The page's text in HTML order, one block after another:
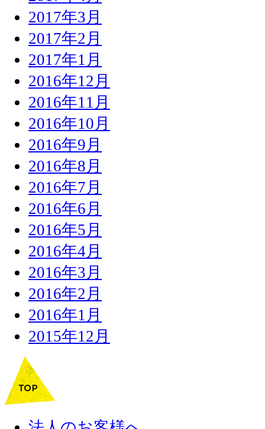
2017年3月
2017年2月
2017年1月
2016年12月
2016年11月
2016年10月
2016年9月
2016年8月
2016年7月
2016年6月
2016年5月
2016年4月
2016年3月
2016年2月
2016年1月
2015年12月